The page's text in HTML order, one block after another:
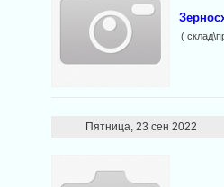
(
Пятница, 23 сен 2022